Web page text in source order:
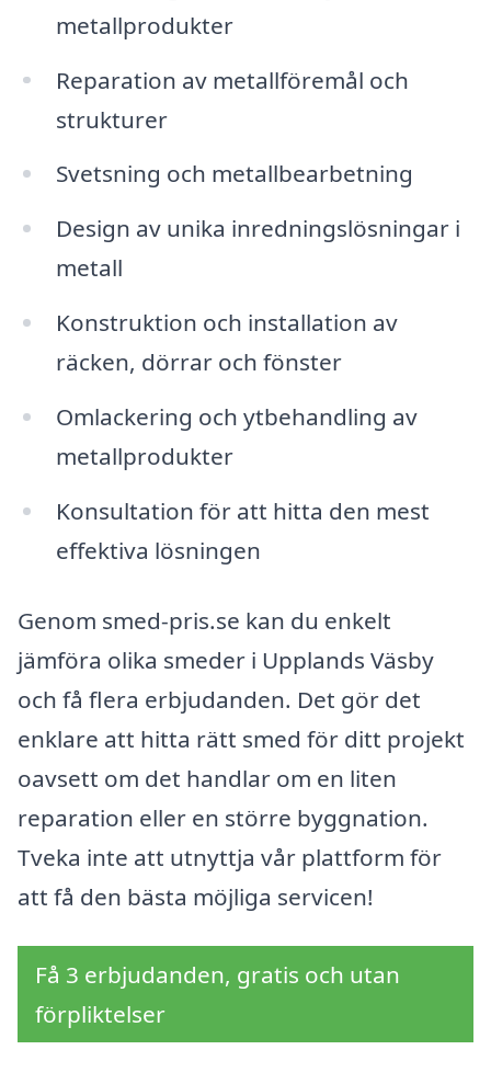
metallprodukter
Reparation av metallföremål och
strukturer
Svetsning och metallbearbetning
Design av unika inredningslösningar i
metall
Konstruktion och installation av
räcken, dörrar och fönster
Omlackering och ytbehandling av
metallprodukter
Konsultation för att hitta den mest
effektiva lösningen
Genom smed-pris.se kan du enkelt
jämföra olika smeder i Upplands Väsby
och få flera erbjudanden. Det gör det
enklare att hitta rätt smed för ditt projekt
oavsett om det handlar om en liten
reparation eller en större byggnation.
Tveka inte att utnyttja vår plattform för
att få den bästa möjliga servicen!
Få 3 erbjudanden, gratis och utan
förpliktelser